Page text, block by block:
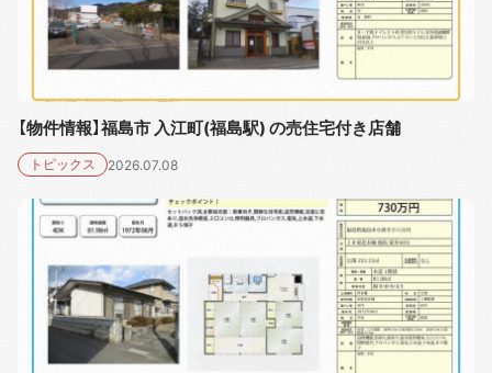
【物件情報】福島市 入江町(福島駅) の売住宅付き店舗
トピックス 2026.07.08